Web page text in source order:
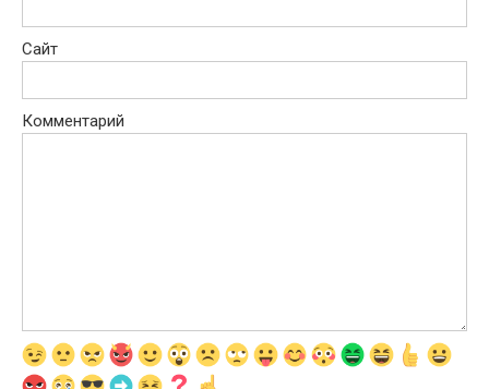
Сайт
Комментарий